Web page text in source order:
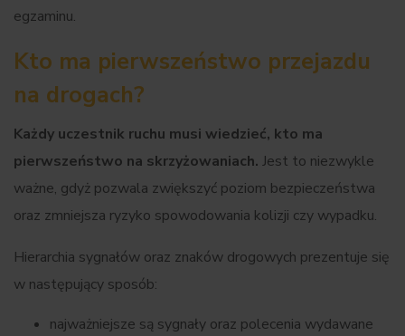
egzaminu.
Kto ma pierwszeństwo przejazdu
na drogach?
Każdy uczestnik ruchu musi wiedzieć, kto ma
pierwszeństwo na skrzyżowaniach. Jest to niezwykle
ważne, gdyż pozwala zwiększyć poziom bezpieczeństwa
oraz zmniejsza ryzyko spowodowania kolizji czy wypadku.
Hierarchia sygnałów oraz znaków drogowych prezentuje się
w następujący sposób:
najważniejsze są sygnały oraz polecenia wydawane